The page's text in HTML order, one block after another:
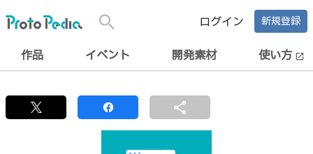
search ログイン 新規登録
作品 イベント 開発素材 使い方 open_in_new
share